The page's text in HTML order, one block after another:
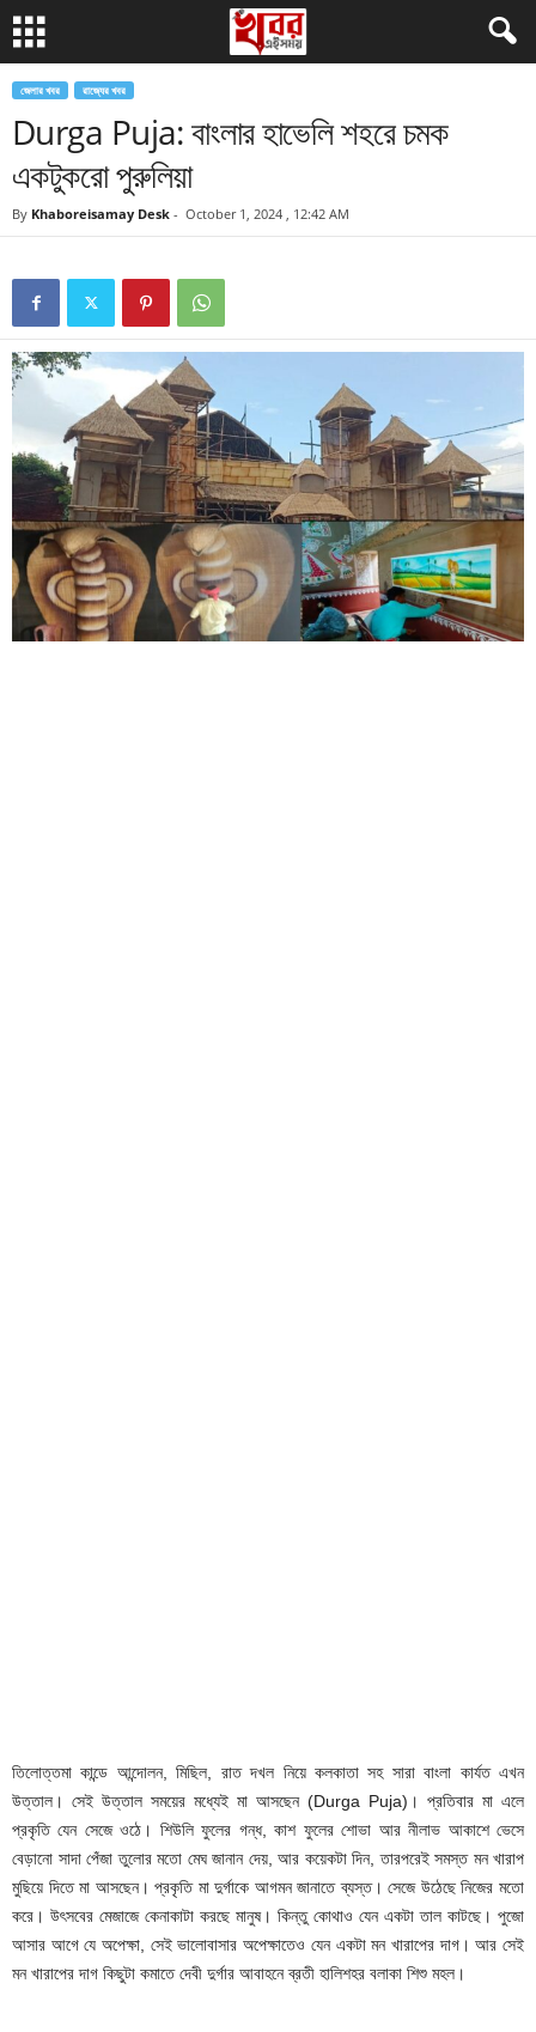
জেলার খবর রাজ্যের খবর
Durga Puja: বাংলার হাভেলি শহরে চমক
একটুকরো পুরুলিয়া
By Khaboreisamay Desk - October 1, 2024 , 12:42 AM
তিলোত্তমা কান্ডে আন্দোলন, মিছিল, রাত দখল নিয়ে কলকাতা সহ সারা বাংলা কার্যত এখন
উত্তাল। সেই উত্তাল সময়ের মধ্যেই মা আসছেন (Durga Puja)। প্রতিবার মা এলে
প্রকৃতি যেন সেজে ওঠে। শিউলি ফুলের গন্ধ, কাশ ফুলের শোভা আর নীলাভ আকাশে ভেসে
বেড়ানো সাদা পেঁজা তুলোর মতো মেঘ জানান দেয়, আর কয়েকটা দিন, তারপরেই সমস্ত মন খারাপ
মুছিয়ে দিতে মা আসছেন। প্রকৃতি মা দুর্গাকে আগমন জানাতে ব্যস্ত। সেজে উঠেছে নিজের মতো
করে। উৎসবের মেজাজে কেনাকাটা করছে মানুষ। কিন্তু কোথাও যেন একটা তাল কাটছে। পুজো
আসার আগে যে অপেক্ষা, সেই ভালোবাসার অপেক্ষাতেও যেন একটা মন খারাপের দাগ। আর সেই
মন খারাপের দাগ কিছুটা কমাতে দেবী দুর্গার আবাহনে ব্রতী হালিশহর বলাকা শিশু মহল।